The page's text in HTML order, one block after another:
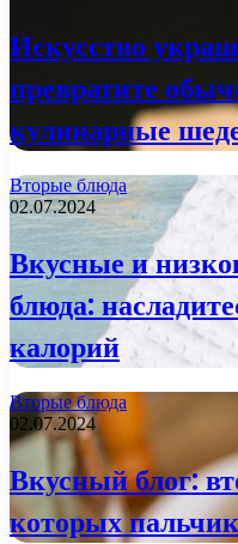
Искусство
превратите
кулинарные
Вторые блюда
02.07.2024
Вкусные и
блюда:
калорий
Вторые блюда
02.07.2024
Вкусный блог:
которых